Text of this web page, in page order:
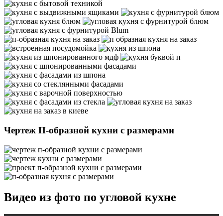
Чертеж П-образной кухни с размерами
Видео из фото по угловой кухне